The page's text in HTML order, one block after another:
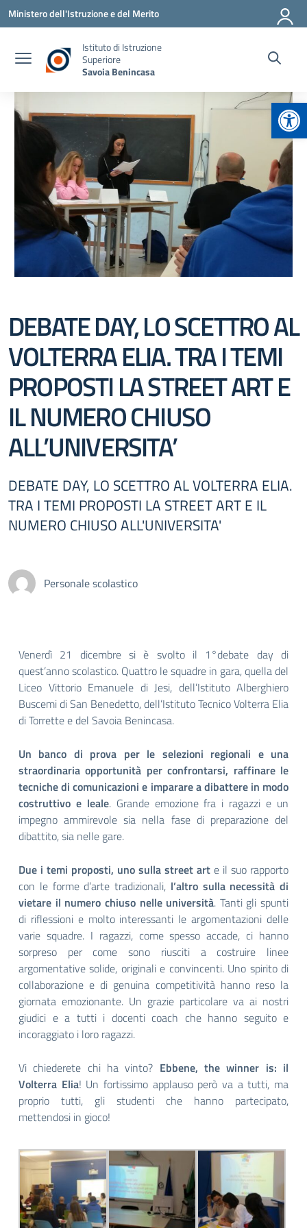
Vai ai contenuti
Vai al menu di navigazione
Vai al footer
Ministero dell'Istruzione e del Merito
Istituto di Istruzione
Superiore
Savoia Benincasa
DEBATE DAY, LO SCETTRO AL
VOLTERRA ELIA. TRA I TEMI
PROPOSTI LA STREET ART E
IL NUMERO CHIUSO
ALL’UNIVERSITA’
DEBATE DAY, LO SCETTRO AL VOLTERRA ELIA.
TRA I TEMI PROPOSTI LA STREET ART E IL
NUMERO CHIUSO ALL'UNIVERSITA'
Personale scolastico
Venerdì 21 dicembre si è svolto il 1°debate day di
quest’anno scolastico. Quattro le squadre in gara, quella del
Liceo Vittorio Emanuele di Jesi, dell’Istituto Alberghiero
Buscemi di San Benedetto, dell’Istituto Tecnico Volterra Elia
di Torrette e del Savoia Benincasa.
Un banco di prova per le selezioni regionali e una
straordinaria opportunità per confrontarsi, raffinare le
tecniche di comunicazioni e imparare a dibattere in modo
costruttivo e leale. Grande emozione fra i ragazzi e un
impegno ammirevole sia nella fase di preparazione del
dibattito, sia nelle gare.
Due i temi proposti, uno sulla street art e il suo rapporto
con le forme d’arte tradizionali, l’altro sulla necessità di
vietare il numero chiuso nelle università. Tanti gli spunti
di riflessioni e molto interessanti le argomentazioni delle
varie squadre. I ragazzi, come spesso accade, ci hanno
sorpreso per come sono riusciti a costruire linee
argomentative solide, originali e convincenti. Uno spirito di
collaborazione e di genuina competitività hanno reso la
giornata emozionante. Un grazie particolare va ai nostri
giudici e a tutti i docenti coach che hanno seguito e
incoraggiato i loro ragazzi.
Vi chiederete chi ha vinto? Ebbene, the winner is: il
Volterra Elia! Un fortissimo applauso però va a tutti, ma
proprio tutti, gli studenti che hanno partecipato,
mettendosi in gioco!